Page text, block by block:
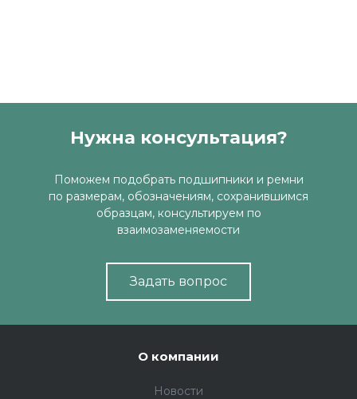
Нужна консультация?
Поможем подобрать подшипники и ремни
по размерам, обозначениям, сохранившимся
образцам, консультируем по
взаимозаменяемости
Задать вопрос
О компании
Новости